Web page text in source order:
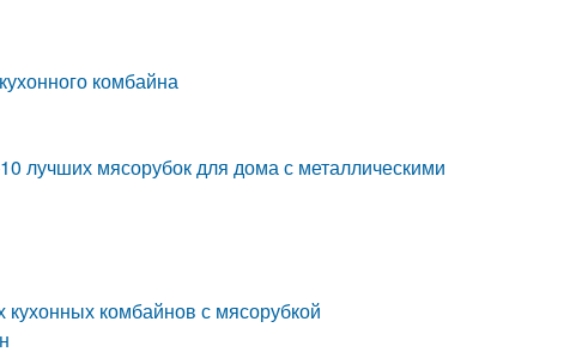
комбайна
лучших мясорубок для дома с металлическими
комбайнов с мясорубкой